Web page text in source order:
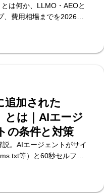
は何か、LLMO・AEOと
、費用相場までを2026年
可視性診断を提供する
追加された
とは｜AIエージ
の条件と対策
。AIエージェントがサイ
等）と60秒セルフチ
するSupasaito編。